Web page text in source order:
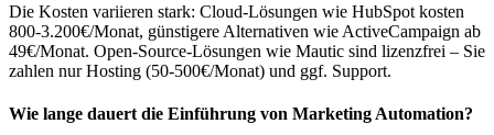
Die Kosten variieren stark: Cloud-Lösungen wie HubSpot kosten
800-3.200€/Monat, günstigere Alternativen wie ActiveCampaign ab
49€/Monat. Open-Source-Lösungen wie Mautic sind lizenzfrei – Sie
zahlen nur Hosting (50-500€/Monat) und ggf. Support.
Wie lange dauert die Einführung von Marketing Automation?